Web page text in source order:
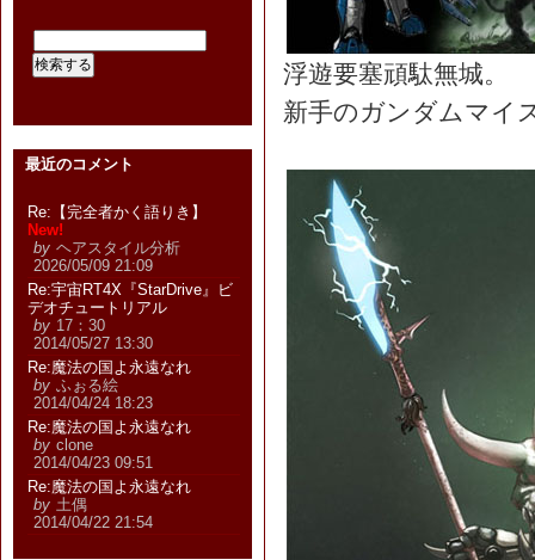
浮遊要塞頑駄無城。
新手のガンダムマイ
最近のコメント
Re:【完全者かく語りき】
New!
by ヘアスタイル分析
2026/05/09 21:09
Re:宇宙RT4X『StarDrive』ビ
デオチュートリアル
by 17：30
2014/05/27 13:30
Re:魔法の国よ永遠なれ
by ふぉる絵
2014/04/24 18:23
Re:魔法の国よ永遠なれ
by clone
2014/04/23 09:51
Re:魔法の国よ永遠なれ
by 土偶
2014/04/22 21:54